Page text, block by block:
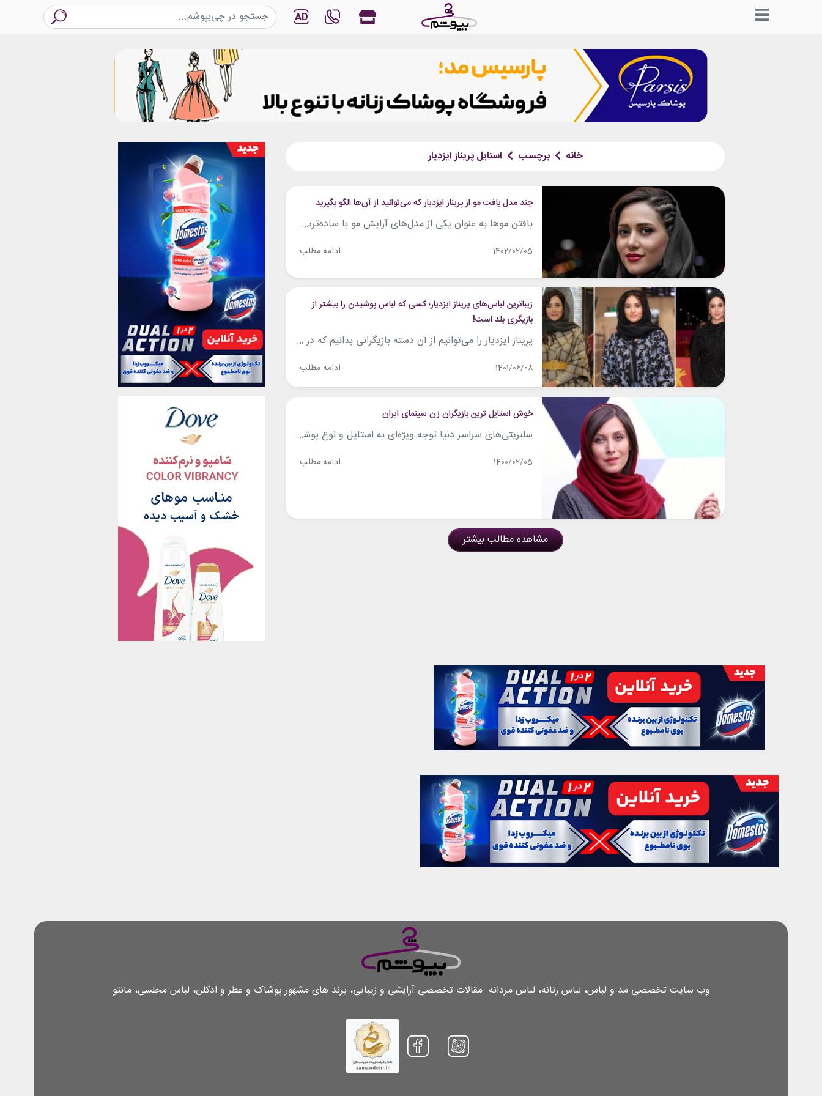
AD
خانه برچسب استایل پریناز ایزدیار
چند مدل بافت مو از پریناز ایزدیار که می‌توانید از آن‌ها الگو بگیرید
بافتن موها به عنوان یکی از مدل‌های آرایش مو با ساده‌ترین وسایل و امکانات، از قدیم رواج داشته و مورد توجه بوده است. بسیاری از سلبریتی‌های ایرانی و خارجی نیز از مدل‌های متفاوت بافت مو برای ایجاد ظاهری دلنشین‌تر در زندگی روزمره و حتی برای شرکت در مراسم‌های مختلف بهره می‌گیرند. پریناز ایزدیار یکی از...
1402/02/05 ادامه مطلب
زیباترین لباس‌های پریناز ایزدیار؛ کسی که لباس پوشیدن را بیشتر از
بازیگری بلد است!
پریناز ایزدیار را می‌توانیم از آن دسته بازیگرانی بدانیم که در چند سال اخیر هم در بازیگری بسیار موفق عمل کرده و هم بارها ثابت کرده که می‌تواند لباس‌های زیبا را به متفاوت‌ترین شکل ممکن، به گونه‌ای که هم شیک و هم ترندی باشد، بپوشد. پریناز ایزدیار معمولا به رنگ‌ها در استایلش دقت زیادی می‌کند....
1401/06/08 ادامه مطلب
خوش استایل ترین بازیگران زن سینمای ایران
سلبریتی‌های سراسر دنیا توجه ویژه‌ای به استایل و نوع پوشش خود دارند و چهره‌های ایرانی نیز از این قاعده مستثنی نیستند. برخی از چهره‌ها معمولا در انتخاب لباس‌های خود بسیار موفق عمل می‌کنند و برخی دیگر ممکن است در این مسیر مرتکب اشتباهاتی شوند. در این مطلب سعی بر آن داشته‌ایم که لیستی از خوش...
1400/02/05 ادامه مطلب
مشاهده مطالب بیشتر
وب سایت تخصصی مد و لباس، لباس زنانه، لباس مردانه. مقالات تخصصی آرایشی و زیبایی، برند های مشهور پوشاک و عطر و ادکلن، لباس مجلسی، مانتو